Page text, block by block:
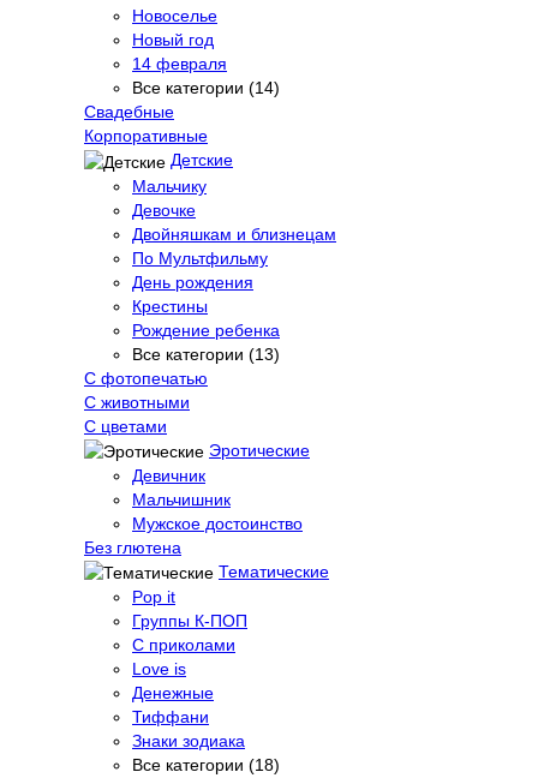
Новоселье
Новый год
14 февраля
Все категории (14)
Свадебные
Корпоративные
Детские
Мальчику
Девочке
Двойняшкам и близнецам
По Мультфильму
День рождения
Крестины
Рождение ребенка
Все категории (13)
С фотопечатью
C животными
С цветами
Эротические
Девичник
Мальчишник
Мужское достоинство
Без глютена
Тематические
Pop it
Группы К-ПОП
С приколами
Love is
Денежные
Тиффани
Знаки зодиака
Все категории (18)